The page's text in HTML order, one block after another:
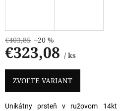
€403,85 –20 %
€323,08 / ks
Jednotková
cena:
ZVOĽTE VARIANT
Unikátny prsteň v ružovom 14kt